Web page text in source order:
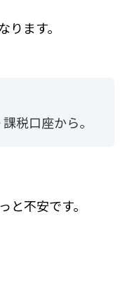
ります。
税口座から。
と不安です。